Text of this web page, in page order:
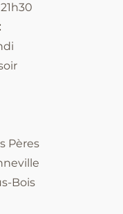
Pères
Bois